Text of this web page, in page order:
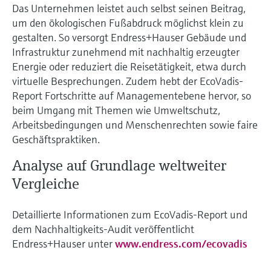
Das Unternehmen leistet auch selbst seinen Beitrag,
um den ökologischen Fußabdruck möglichst klein zu
gestalten. So versorgt Endress+Hauser Gebäude und
Infrastruktur zunehmend mit nachhaltig erzeugter
Energie oder reduziert die Reisetätigkeit, etwa durch
virtuelle Besprechungen. Zudem hebt der EcoVadis-
Report Fortschritte auf Managementebene hervor, so
beim Umgang mit Themen wie Umweltschutz,
Arbeitsbedingungen und Menschenrechten sowie faire
Geschäftspraktiken.
Analyse auf Grundlage weltweiter
Vergleiche
Detaillierte Informationen zum EcoVadis-Report und
dem Nachhaltigkeits-Audit veröffentlicht
Endress+Hauser unterwww.endress.com/ecovadis